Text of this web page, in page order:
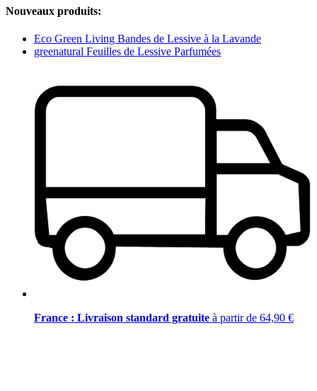
Nouveaux produits:
Eco Green Living Bandes de Lessive à la Lavande
greenatural Feuilles de Lessive Parfumées
France : Livraison standard gratuite à partir de 64,90 €